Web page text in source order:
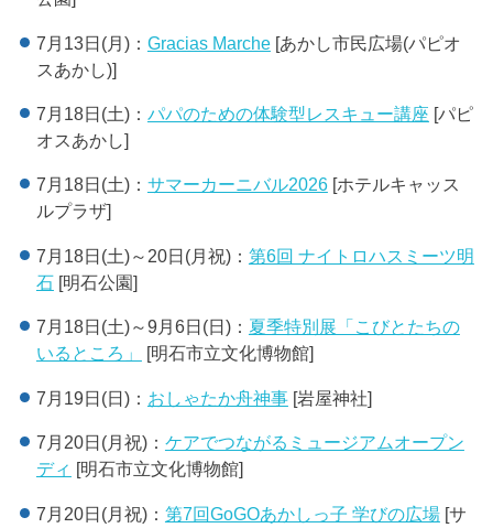
7月13日(月)： Gracias Marche[あかし市民広場(パピオ
スあかし)]
7月18日(土)： パパのための体験型レスキュー講座 [パピ
オスあかし]
7月18日(土)： サマーカーニバル2026[ホテルキャッス
ルプラザ]
7月18日(土)～20日(月祝)： 第6回 ナイトロハスミーツ明
石[明石公園]
7月18日(土)～9月6日(日)： 夏季特別展「こびとたちの
いるところ」
[明石市立文化博物館]
7月19日(日)： おしゃたか舟神事[岩屋神社]
7月20日(月祝)： ケアでつながるミュージアムオープン
ディ [明石市立文化博物館]
7月20日(月祝)： 第7回GoGOあかしっ子 学びの広場[サ